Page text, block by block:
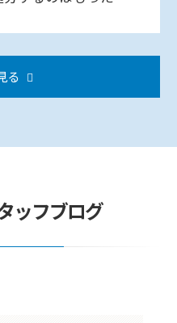
る
ッフブログ